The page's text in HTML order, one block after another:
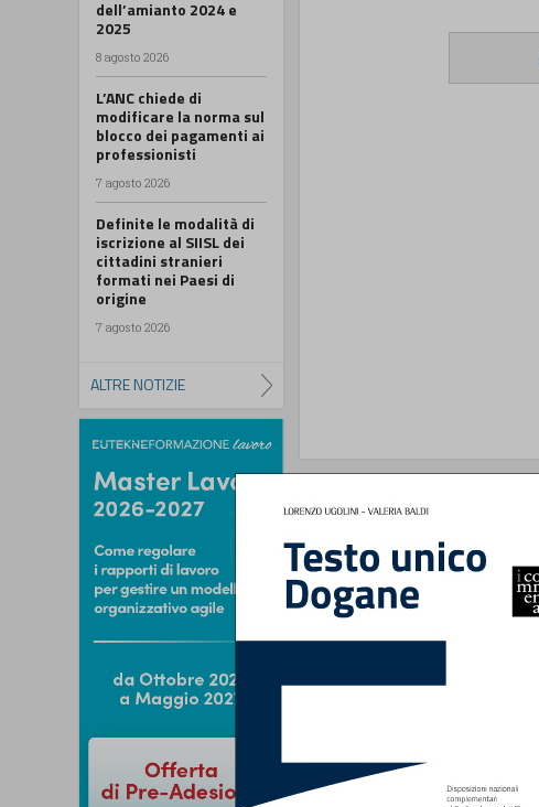
dell’amianto 2024 e
2025
8 agosto 2026
L’ANC chiede di
modificare la norma sul
blocco dei pagamenti ai
professionisti
7 agosto 2026
Definite le modalità di
iscrizione al SIISL dei
cittadini stranieri
formati nei Paesi di
origine
7 agosto 2026
ALTRE NOTIZIE